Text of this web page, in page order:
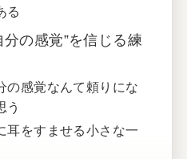
る
の感覚”を信じる練
の感覚なんて頼りにな
う
耳をすませる小さな一